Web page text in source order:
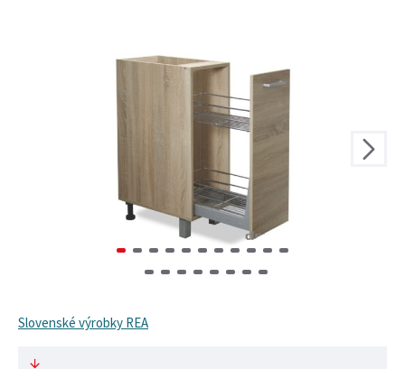
Slovenské výrobky REA